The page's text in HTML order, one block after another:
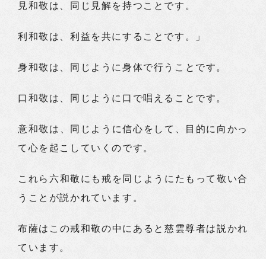
見和敬は、同じ見解を持つことです。
利和敬は、利益を共にすることです。」
身和敬は、同じように身体で行うことです。
口和敬は、同じように口で唱えることです。
意和敬は、同じように信心をして、目的に向かっ
て心を起こしていくのです。
これら六和敬にも戒を同じようにたもって敬い合
うことが説かれています。
布薩はこの戒和敬の中にあると慈雲尊者は説かれ
ています。